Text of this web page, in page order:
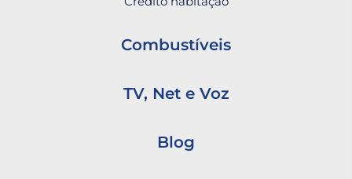
Combustíveis
TV, Net e Voz
Blog